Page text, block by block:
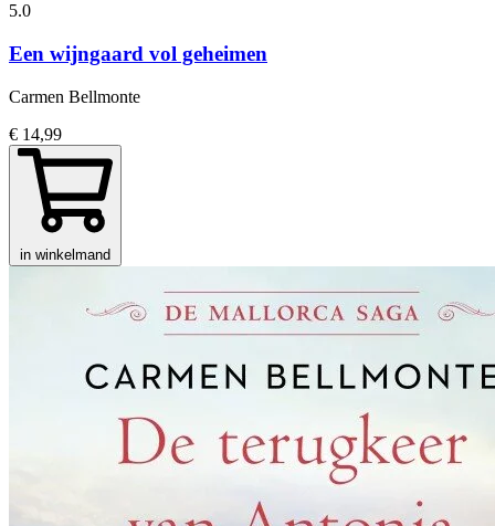
5.0
Een wijngaard vol geheimen
Carmen Bellmonte
€ 14,99
in winkelmand